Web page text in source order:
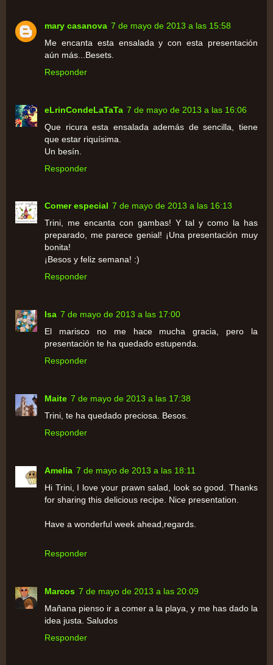
mary casanova 7 de mayo de 2013 a las 15:58
Me encanta esta ensalada y con esta presentación
aún más...Besets.
Responder
eLrinCondeLaTaTa 7 de mayo de 2013 a las 16:06
Que ricura esta ensalada además de sencilla, tiene
que estar riquísima.
Un besín.
Responder
Comer especial 7 de mayo de 2013 a las 16:13
Trini, me encanta con gambas! Y tal y como la has
preparado, me parece genial! ¡Una presentación muy
bonita!
¡Besos y feliz semana! :)
Responder
Isa 7 de mayo de 2013 a las 17:00
El marisco no me hace mucha gracia, pero la
presentación te ha quedado estupenda.
Responder
Maite 7 de mayo de 2013 a las 17:38
Trini, te ha quedado preciosa. Besos.
Responder
Amelia 7 de mayo de 2013 a las 18:11
Hi Trini, I love your prawn salad, look so good. Thanks
for sharing this delicious recipe. Nice presentation.
Have a wonderful week ahead,regards.
Responder
Marcos 7 de mayo de 2013 a las 20:09
Mañana pienso ir a comer a la playa, y me has dado la
idea justa. Saludos
Responder